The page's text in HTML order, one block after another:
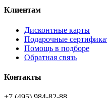
Клиентам
Дисконтные карты
Подарочные
Помощь в подборе
Обратная связь
Контакты